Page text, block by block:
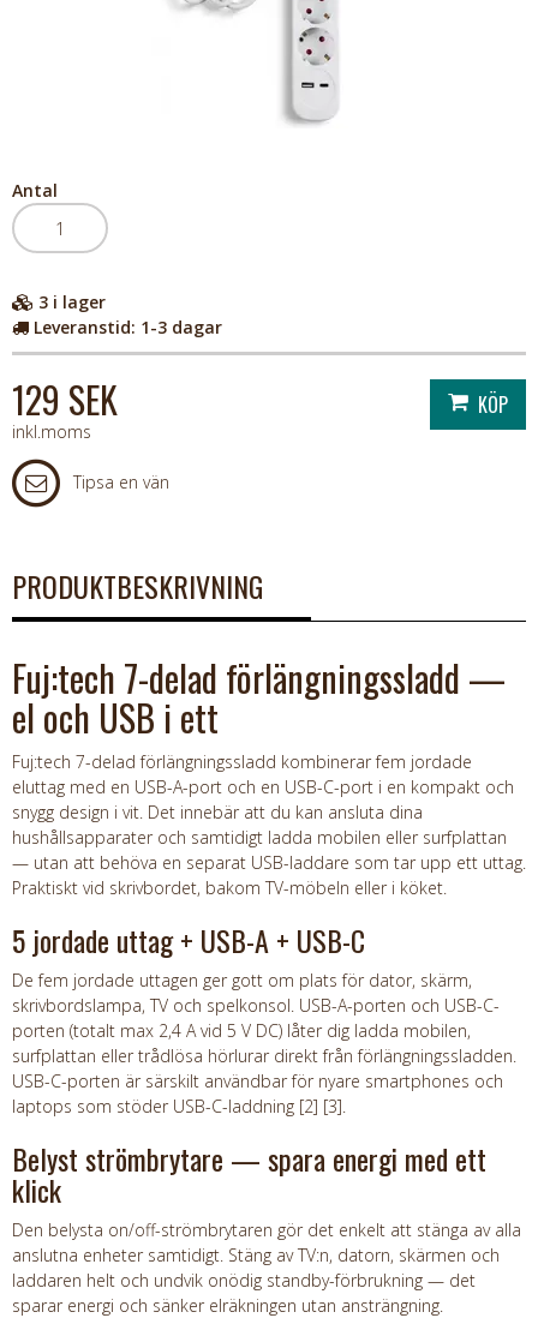
Antal
3 i lager
Leveranstid: 1-3 dagar
129 SEK
inkl.moms
Tipsa en vän
PRODUKTBESKRIVNING
Fuj:tech 7-delad förlängningssladd —
el och USB i ett
Fuj:tech 7-delad förlängningssladd kombinerar fem jordade
eluttag med en USB-A-port och en USB-C-port i en kompakt och
snygg design i vit. Det innebär att du kan ansluta dina
hushållsapparater och samtidigt ladda mobilen eller surfplattan
— utan att behöva en separat USB-laddare som tar upp ett uttag.
Praktiskt vid skrivbordet, bakom TV-möbeln eller i köket.
5 jordade uttag + USB-A + USB-C
De fem jordade uttagen ger gott om plats för dator, skärm,
skrivbordslampa, TV och spelkonsol. USB-A-porten och USB-C-
porten (totalt max 2,4 A vid 5 V DC) låter dig ladda mobilen,
surfplattan eller trådlösa hörlurar direkt från förlängningssladden.
USB-C-porten är särskilt användbar för nyare smartphones och
laptops som stöder USB-C-laddning [2] [3].
Belyst strömbrytare — spara energi med ett
klick
Den belysta on/off-strömbrytaren gör det enkelt att stänga av alla
anslutna enheter samtidigt. Stäng av TV:n, datorn, skärmen och
laddaren helt och undvik onödig standby-förbrukning — det
sparar energi och sänker elräkningen utan ansträngning.